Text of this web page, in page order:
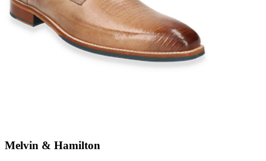
Melvin & Hamilton